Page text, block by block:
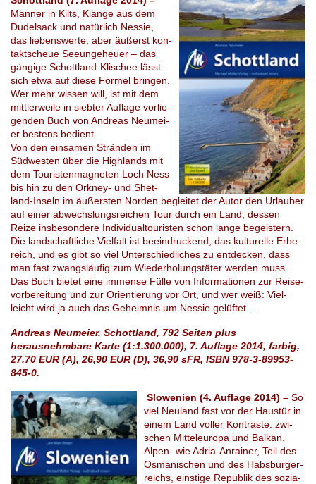
Män­ner in Kilts, Klän­ge aus dem
Du­del­sack und na­tür­lich Nes­sie,
das lie­bens­wer­te, aber äu­ßerst kon­
takt­scheue See­unge­heu­er – das
gän­gi­ge Schott­land-Kli­schee lässt
sich etwa auf diese For­mel brin­gen.
Wer mehr wis­sen will, ist mit dem
mitt­ler­wei­le in sieb­ter Auf­la­ge vor­lie­
gen­den Buch von Andre­as Ne­umei­
er bes­tens be­dient.
Von den ein­sa­men Strän­den im
Süd­wes­ten über die High­lands mit
dem Tou­ris­ten­ma­gne­ten Loch Ness
bis hin zu den Or­kney- und Shet­
land-In­seln im äu­ßers­ten Nor­den be­glei­tet der Autor den Urlau­ber
auf einer ab­wechs­lungs­rei­chen Tour durch ein Land, des­sen
Reize ins­be­son­de­re Individual­tou­ris­ten schon lange be­geis­tern.
Die land­schaft­li­che Viel­falt ist be­ein­dru­ckend, das kultu­rel­le Erbe
reich, und es gibt so viel Un­ter­schied­li­ches zu ent­de­cken, dass
man fast zwangsläufig zum Wie­der­ho­lungs­tä­ter wer­den muss.
Das Buch bie­tet eine im­men­se Fülle von In­for­ma­tio­nen zur Rei­se­
vor­be­rei­tung und zur Ori­en­tie­rung vor Ort, und wer weiß: Vi­el­
leicht wird ja auch das Ge­heim­nis um Nes­sie ge­lüf­tet …
Andreas Neumeier, Schottland, 792 Seiten plus
herausnehmbare Karte (1:1.300.000), 7. Auflage 2014, farbig,
27,70 EUR (A), 26,90 EUR (D), 36,90 sFR, ISBN 978-3-89953-
845-0.
Slowenien (4. Auflage 2014) – So
viel Neu­land fast vor der Haus­tür in
einem Land vol­ler Kon­tras­te: zwi­
schen Mit­tel­eu­ro­pa und Bal­kan,
Alpen- wie Adria-An­rai­ner, Teil des
Os­ma­ni­schen und des Habs­bur­ger­
rei­chs, eins­ti­ge Re­pu­blik des so­zia­